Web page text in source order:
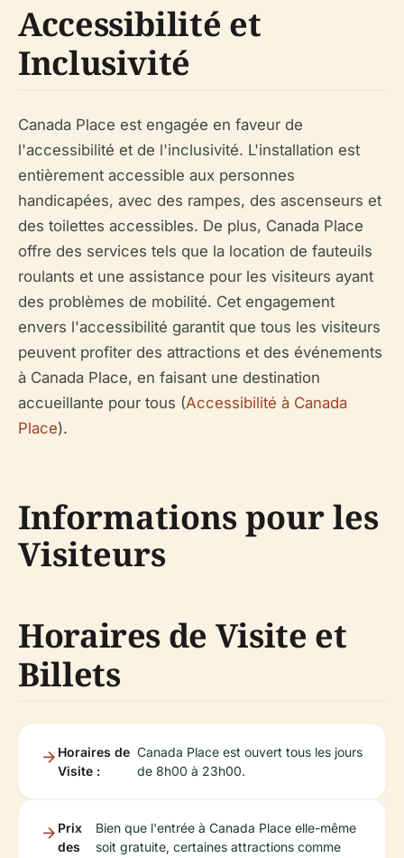
Accessibilité et
Inclusivité
Canada Place est engagée en faveur de
l'accessibilité et de l'inclusivité. L'installation est
entièrement accessible aux personnes
handicapées, avec des rampes, des ascenseurs et
des toilettes accessibles. De plus, Canada Place
offre des services tels que la location de fauteuils
roulants et une assistance pour les visiteurs ayant
des problèmes de mobilité. Cet engagement
envers l'accessibilité garantit que tous les visiteurs
peuvent profiter des attractions et des événements
à Canada Place, en faisant une destination
accueillante pour tous (Accessibilité à Canada
Place).
Informations pour les
Visiteurs
Horaires de Visite et
Billets
Horaires de
Visite :
Canada Place est ouvert tous les jours
de 8h00 à 23h00.
Prix
des
Bien que l'entrée à Canada Place elle-même
soit gratuite, certaines attractions comme